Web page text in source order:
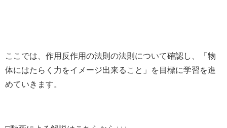
ここでは、作用反作用の法則の法則について確認し、「物
体にはたらく力をイメージ出来ること」を目標に学習を進
めていきます。